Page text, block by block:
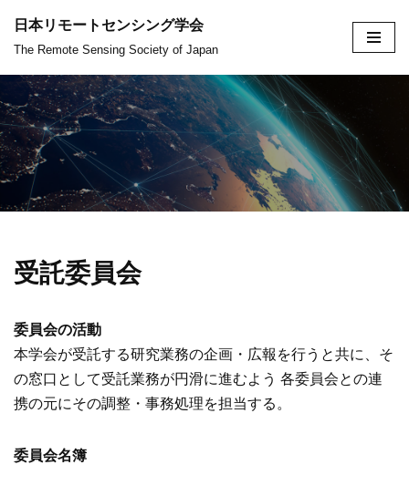
コ
ン
テ
ン
ツ
へ
ス
プ
日本リモートセンシング学会
The Remote Sensing Society of Japan
受託委員会
委員会の活動
本学会が受託する研究業務の企画・広報を行うと共に、そ
の窓口として受託業務が円滑に進むよう 各委員会との連
携の元にその調整・事務処理を担当する。
委員会名簿